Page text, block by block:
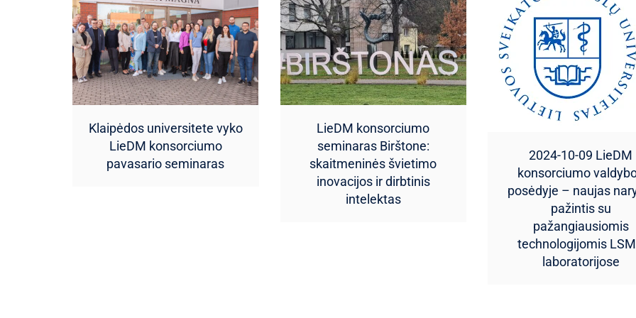
Klaipėdos universitete vyko
LieDM konsorciumo
pavasario seminaras
LieDM konsorciumo
seminaras Birštone:
skaitmeninės švietimo
inovacijos ir dirbtinis
intelektas
2024-10-09 LieDM
konsorciumo
posėdyje – naujas
pažintis su
pažangiausiomis
technologijomis
laboratorijose